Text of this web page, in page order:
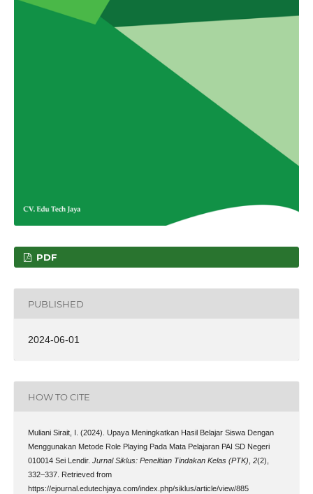
PDF
PUBLISHED
2024-06-01
HOW TO CITE
Muliani Sirait, I. (2024). Upaya Meningkatkan Hasil Belajar Siswa Dengan
Menggunakan Metode Role Playing Pada Mata Pelajaran PAI SD Negeri
010014 Sei Lendir. Jurnal Siklus: Penelitian Tindakan Kelas (PTK) 2(2),
332–337. Retrieved from
https://ejournal.edutechjaya.com/index.php/siklus/article/view/885